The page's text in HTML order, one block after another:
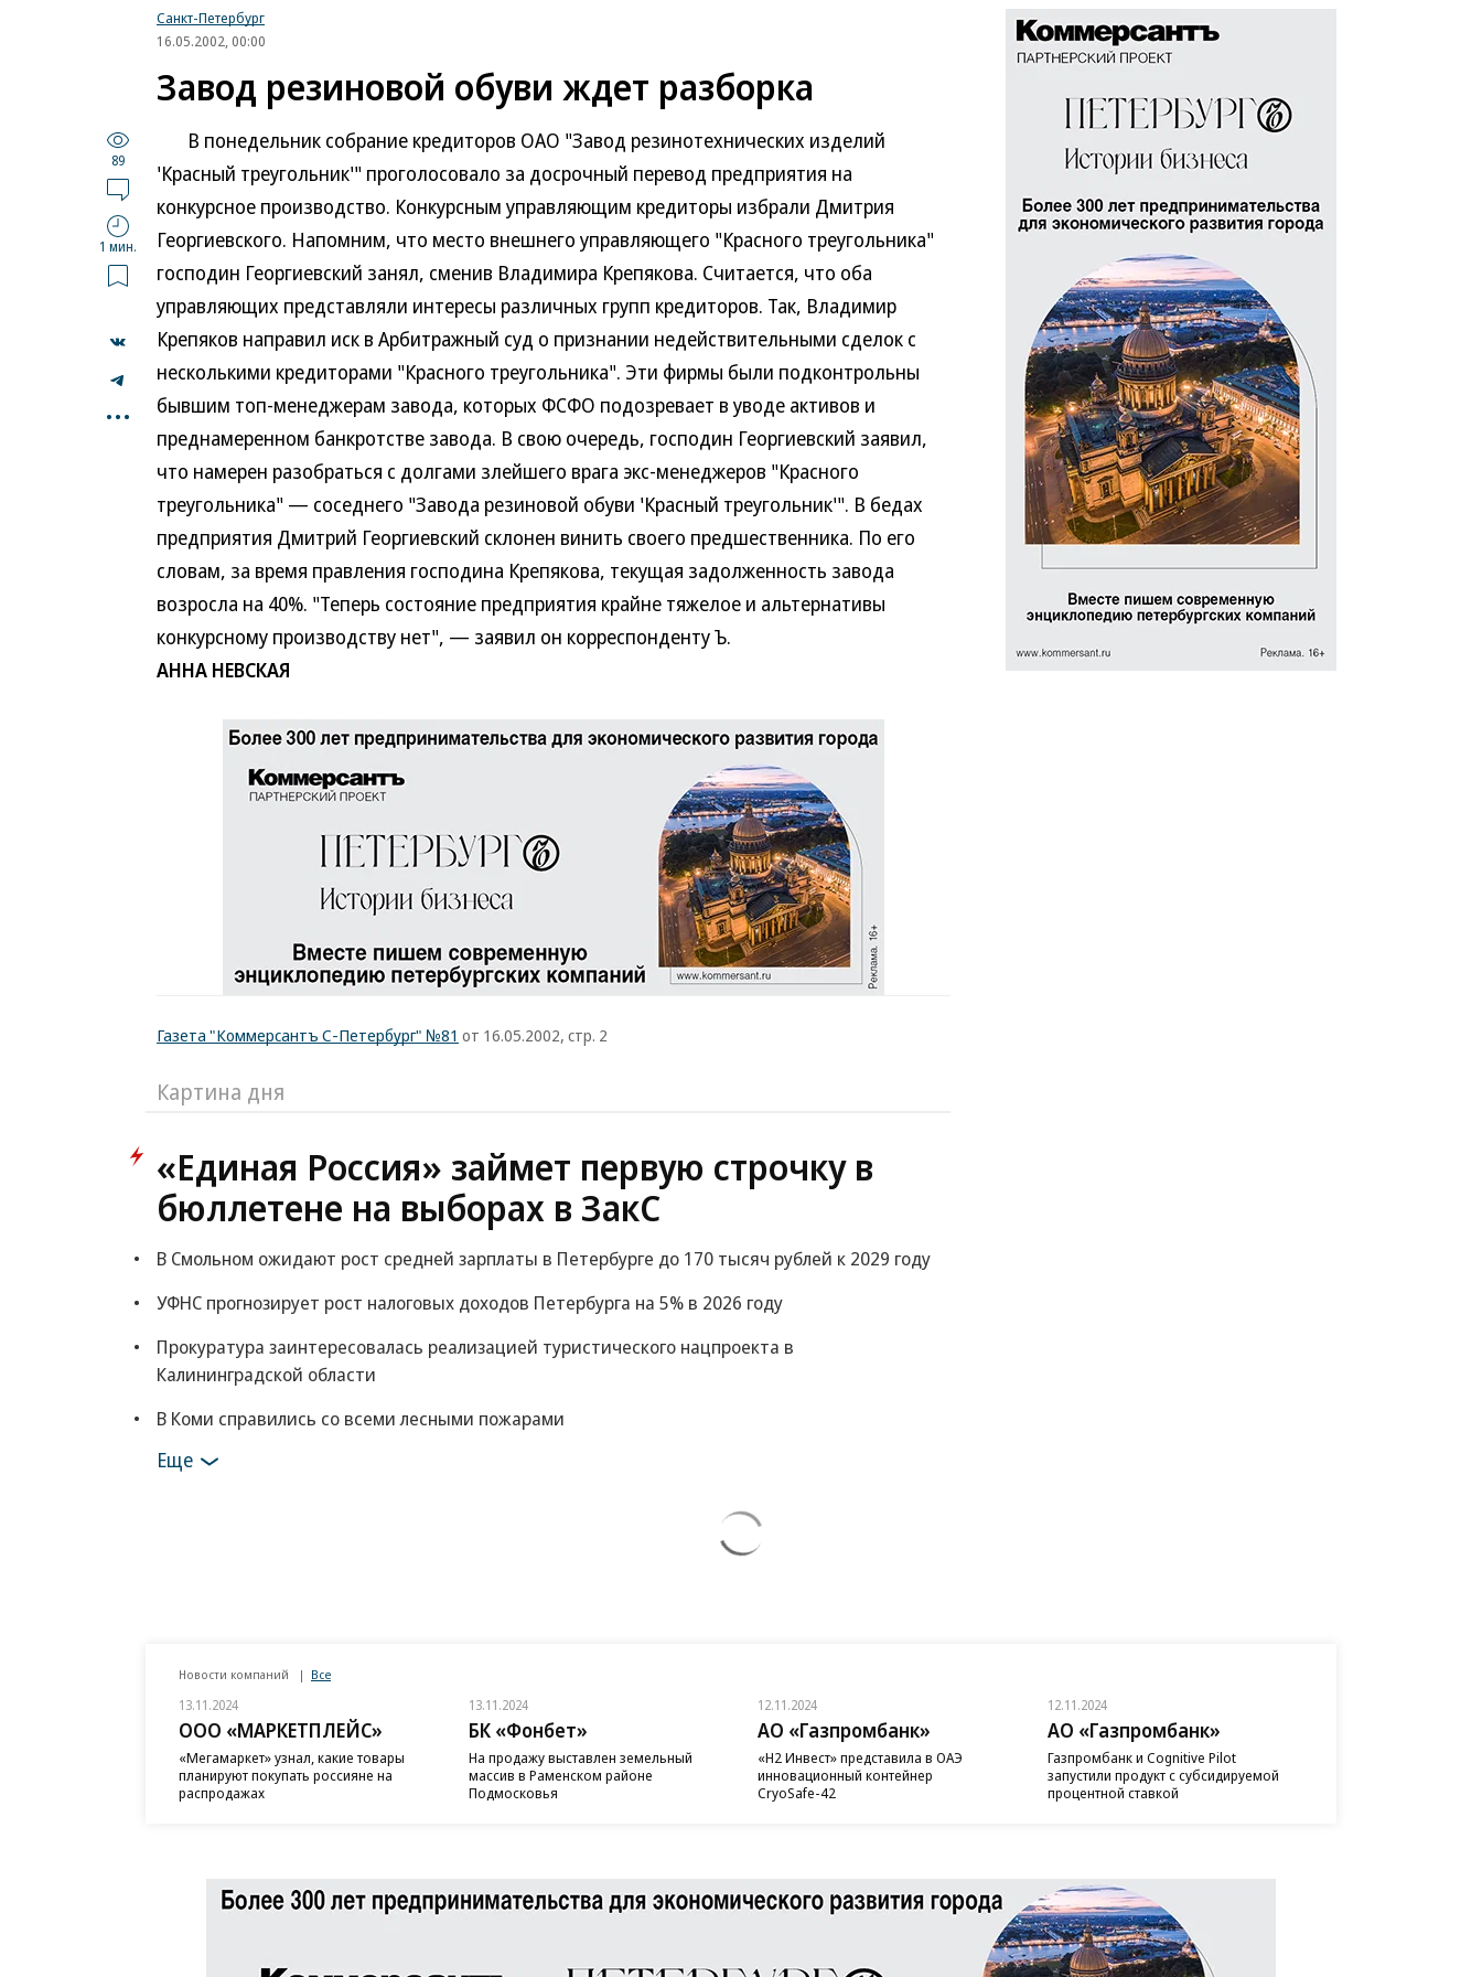
Санкт-Петербург
16.05.2002, 00:00
Завод резиновой обуви ждет разборка
89
1 мин.
...
В понедельник собрание кредиторов ОАО "Завод резинотехнических изделий
'Красный треугольник'" проголосовало за досрочный перевод предприятия на
конкурсное производство. Конкурсным управляющим кредиторы избрали Дмитрия
Георгиевского. Напомним, что место внешнего управляющего "Красного треугольника"
господин Георгиевский занял, сменив Владимира Крепякова. Считается, что оба
управляющих представляли интересы различных групп кредиторов. Так, Владимир
Крепяков направил иск в Арбитражный суд о признании недействительными сделок с
несколькими кредиторами "Красного треугольника". Эти фирмы были подконтрольны
бывшим топ-менеджерам завода, которых ФСФО подозревает в уводе активов и
преднамеренном банкротстве завода. В свою очередь, господин Георгиевский заявил,
что намерен разобраться с долгами злейшего врага экс-менеджеров "Красного
треугольника" — соседнего "Завода резиновой обуви 'Красный треугольник'". В бедах
предприятия Дмитрий Георгиевский склонен винить своего предшественника. По его
словам, за время правления господина Крепякова, текущая задолженность завода
возросла на 40%. "Теперь состояние предприятия крайне тяжелое и альтернативы
конкурсному производству нет", — заявил он корреспонденту Ъ.
АННА НЕВСКАЯ
Газета "Коммерсантъ С-Петербург" №81 от 16.05.2002, стр. 2
Картина дня
«Единая Россия» займет первую строчку в
бюллетене на выборах в ЗакС
В Смольном ожидают рост средней зарплаты в Петербурге до 170 тысяч рублей к 2029 году
УФНС прогнозирует рост налоговых доходов Петербурга на 5% в 2026 году
Прокуратура заинтересовалась реализацией туристического нацпроекта в
Калининградской области
В Коми справились со всеми лесными пожарами
Еще
Новости компаний Все
13.11.2024
ООО «МАРКЕТПЛЕЙС»
«Мегамаркет» узнал, какие товары
планируют покупать россияне на
распродажах
13.11.2024
БК «Фонбет»
На продажу выставлен земельный
массив в Раменском районе
Подмосковья
12.11.2024
АО «Газпромбанк»
«H2 Инвест» представила в ОАЭ
инновационный контейнер
CryoSafe-42
12.11.2024
АО «Газпромбанк»
Газпромбанк и Cognitive Pilot
запустили продукт с субсидируемой
процентной ставкой